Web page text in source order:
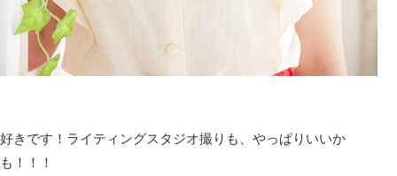
好きです！ライティングスタジオ撮りも、やっぱりいいか
も！！！